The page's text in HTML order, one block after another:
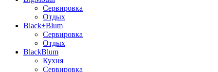
Сервировка
Отдых
Black+Blum
Сервировка
Отдых
BlackBlum
Кухня
Сервировка